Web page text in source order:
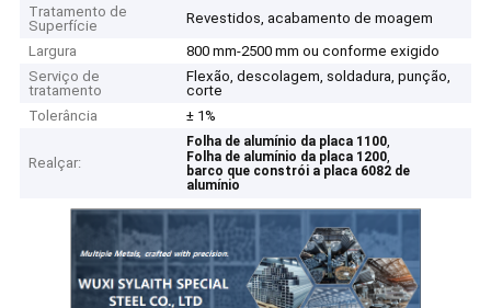
Tratamento de
Superfície
Revestidos, acabamento de moagem
Largura
800 mm-2500 mm ou conforme exigido
Serviço de
tratamento
Flexão, descolagem, soldadura, punção,
corte
Tolerância
± 1%
Realçar:
Folha de alumínio da placa 1100,
Folha de alumínio da placa 1200,
barco que constrói a placa 6082 de
alumínio